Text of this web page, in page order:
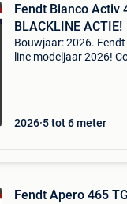
Fendt Bianco Activ
BLACKLINE ACTIE!
Bouwjaar: 2026.
line modeljaar 2026!
2026 5 tot 6 meter
Fendt Apero 465